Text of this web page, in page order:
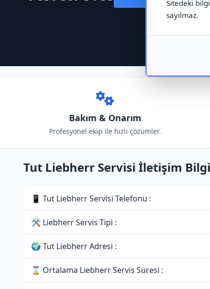
Sitedeki
sayılmaz.
Bakım & Onarım
Profesyonel ekip ile hızlı çözümler.
Tut Liebherr Servisi İletişim
📱 Tut Liebherr Servisi Telefonu :
🛠 Liebherr Servis Tipi :
🌍 Tut Liebherr Adresi :
⌛ Ortalama Liebherr Servis Süresi :